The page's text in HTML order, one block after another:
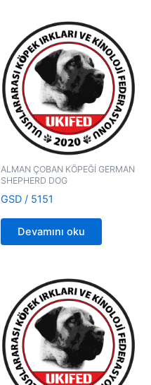
ALMAN ÇOBAN KÖPEĞİ GERMAN
SHEPHERD DOG
GSD / 5151
Devamını oku